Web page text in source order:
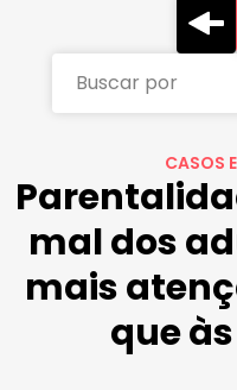
Buscar por
CASOS
mal dos
mais
que